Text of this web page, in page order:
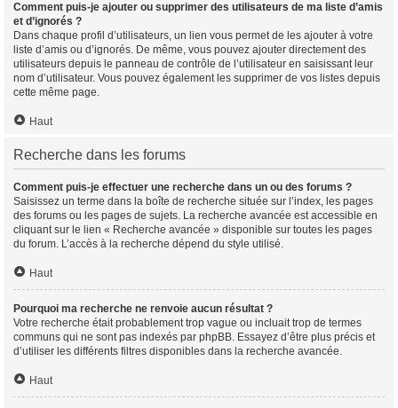
Comment puis-je ajouter ou supprimer des utilisateurs de ma liste d’amis
et d’ignorés ?
Dans chaque profil d’utilisateurs, un lien vous permet de les ajouter à votre
liste d’amis ou d’ignorés. De même, vous pouvez ajouter directement des
utilisateurs depuis le panneau de contrôle de l’utilisateur en saisissant leur
nom d’utilisateur. Vous pouvez également les supprimer de vos listes depuis
cette même page.
Haut
Recherche dans les forums
Comment puis-je effectuer une recherche dans un ou des forums ?
Saisissez un terme dans la boîte de recherche située sur l’index, les pages
des forums ou les pages de sujets. La recherche avancée est accessible en
cliquant sur le lien « Recherche avancée » disponible sur toutes les pages
du forum. L’accès à la recherche dépend du style utilisé.
Haut
Pourquoi ma recherche ne renvoie aucun résultat ?
Votre recherche était probablement trop vague ou incluait trop de termes
communs qui ne sont pas indexés par phpBB. Essayez d’être plus précis et
d’utiliser les différents filtres disponibles dans la recherche avancée.
Haut